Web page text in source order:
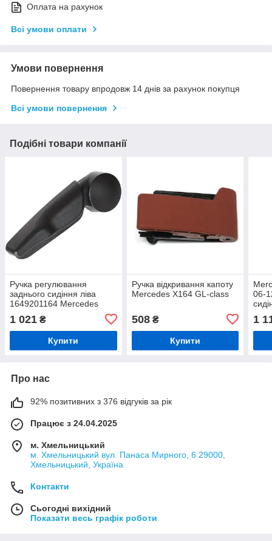
Оплата на рахунок
Всі умови оплати
Умови повернення
Повернення товару впродовж 14 днів за рахунок покупця
Всі умови повернення
Подібні товари компанії
Ручка регулювання
заднього сидіння ліва
1649201164 Mercedes
X164 GL-Class DA-28449
1 021 ₴
Купити
Ручка відкривання капоту
Mercedes X164 GL-class
508₴
Купити
06-
1
Про нас
92% позитивних з 376 відгуків за рік
Працює з 24.04.2025
м. Хмельницький
м. Хмельницький вул. Панаса Мирного, 6 29000,
Хмельницький, Україна
Контакти
Сьогодні вихідний
Показати весь графік роботи